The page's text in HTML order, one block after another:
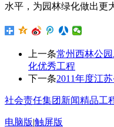
水平，为园林绿化做出更
上一条常州西林公
化优秀工程
下一条2011年度江
社会责任集团新闻精品工
电脑版|触屏版